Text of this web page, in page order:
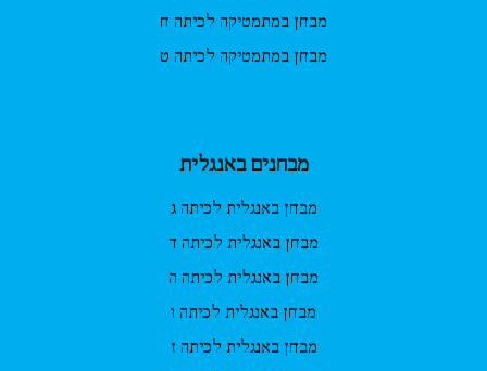
מבחן במתמטיקה לכיתה ח
מבחן במתמטיקה לכיתה ט
מבחנים באנגלית
מבחן באנגלית לכיתה ג
מבחן באנגלית לכיתה ד
מבחן באנגלית לכיתה ה
מבחן באנגלית לכיתה ו
מבחן באנגלית לכיתה ז